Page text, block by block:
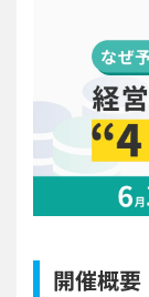
開催概要